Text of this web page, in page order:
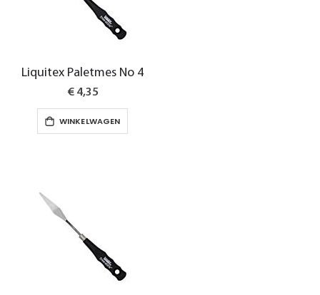
Liquitex Paletmes No 4
€ 4,35
WINKELWAGEN